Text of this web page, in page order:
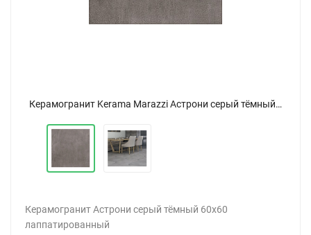
Керамогранит Kerama Marazzi Астрони серый тёмный 60x60 лаппатированный
Керамогранит Астрони серый тёмный 60x60
лаппатированный